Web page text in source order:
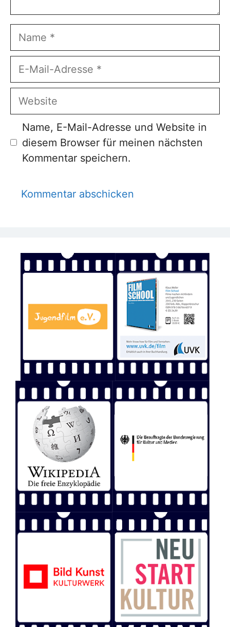
Name
E-
Adresse
Website
Name, E-Mail-Adresse und Website in
diesem Browser für meinen nächsten
Kommentar speichern.